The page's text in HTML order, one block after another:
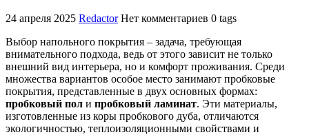
24 апреля 2025 Redactor Нет комментариев 0 tags
Выбор напольного покрытия – задача, требующая
внимательного подхода, ведь от этого зависит не только
внешний вид интерьера, но и комфорт проживания. Среди
множества вариантов особое место занимают пробковые
покрытия, представленные в двух основных формах:
пробковый пол и пробковый ламинат. Эти материалы,
изготовленные из коры пробкового дуба, отличаются
экологичностью, теплоизоляционными свойствами и